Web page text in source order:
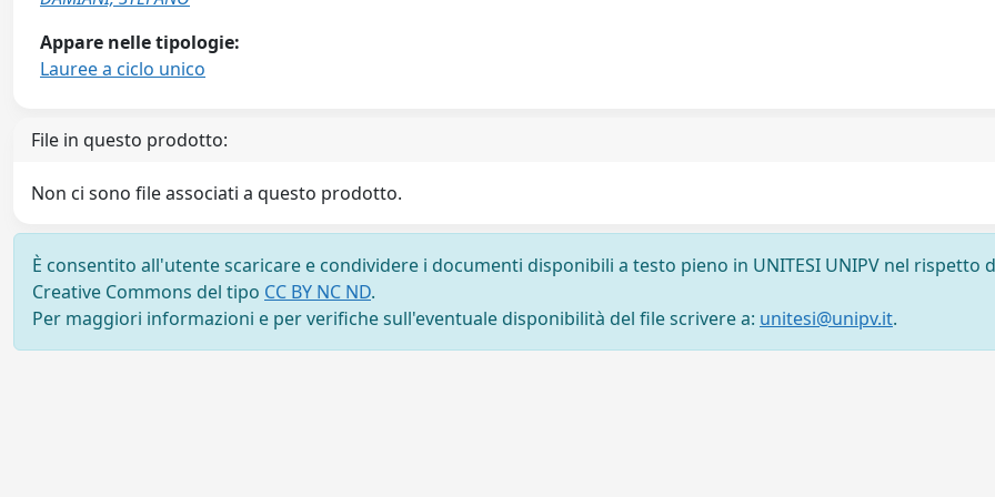
Appare nelle tipologie:
Lauree a ciclo unico
File in questo prodotto:
Non ci sono file associati a questo prodotto.
È consentito all'utente scaricare e condividere i documenti disponibili a testo pieno in UNITESI UNIPV nel rispetto
Creative Commons del tipo CC BY NC ND.
Per maggiori informazioni e per verifiche sull'eventuale disponibilità del file scrivere a: unitesi@unipv.it.